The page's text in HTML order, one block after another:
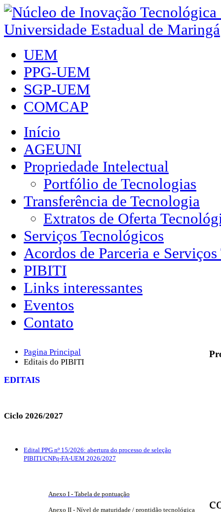
UEM
PPG-UEM
SGP-UEM
COMCAP
Início
AGEUNI
Propriedade Intelectual
Portfólio de Tecnologias
Transferência de Tecnologia
Extratos de Oferta
Serviços Tecnológicos
Acordos de Parceria e
PIBITI
Links interessantes
Eventos
Contato
Pagina Principal
Editais do PIBITI
EDITAIS
Ciclo 2026/2027
Edital PPG nº 15/2026: abertura do processo de seleção
PIBITI/CNPq-FA-UEM 2026/2027
Anexo I - Tabela de pontuação
Anexo II - Nível de maturidade / prontidão tecnológica